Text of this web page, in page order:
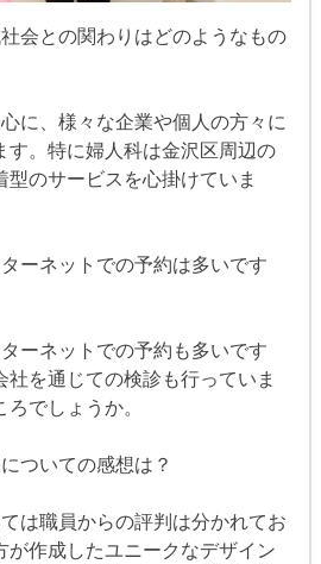
会との関わりはどのようなもの
に、様々な企業や個人の方々に
す。特に婦人科は金沢区周辺の
のサービスを心掛けていま
ーネットでの予約は多いです
ーネットでの予約も多いです
を通じての検診も行っていま
でしょうか。
ついての感想は？
は職員からの評判は分かれてお
が作成したユニークなデザイン